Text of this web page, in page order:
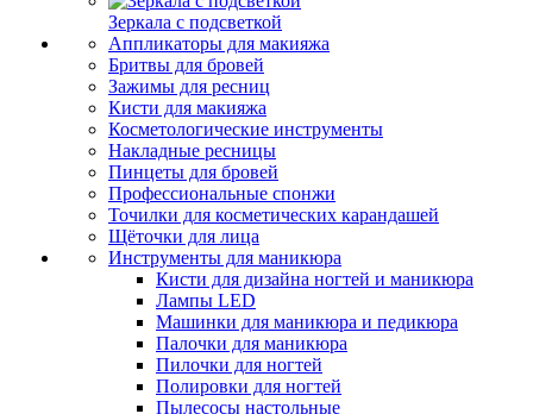
Зеркала с подсветкой
Аппликаторы для макияжа
Бритвы для бровей
Зажимы для ресниц
Кисти для макияжа
Косметологические инструменты
Накладные ресницы
Пинцеты для бровей
Профессиональные спонжи
Точилки для косметических карандашей
Щёточки для лица
Инструменты для маникюра
Кисти для дизайна ногтей и маникюра
Лампы LED
Машинки для маникюра и педикюра
Палочки для маникюра
Пилочки для ногтей
Полировки для ногтей
Пылесосы настольные